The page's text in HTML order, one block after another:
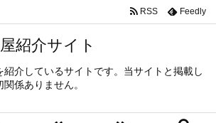
紹介サイト
介しているサイトです。当サイトと掲載し
係ありません。
RSS Feedly